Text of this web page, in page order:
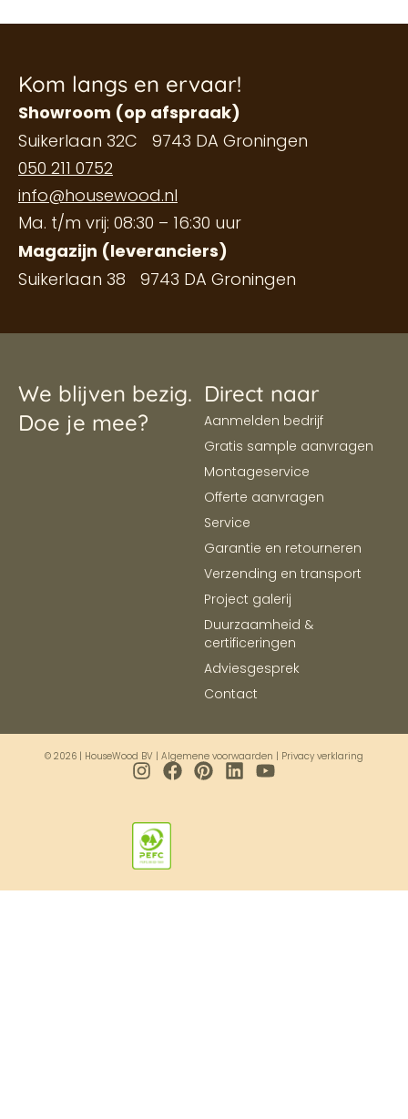
Kom langs en ervaar!
Showroom (op afspraak)
Suikerlaan 32C 9743 DA Groningen
050 211 0752
info@housewood.nl
Ma. t/m vrij: 08:30 – 16:30 uur
Magazijn (leveranciers)
Suikerlaan 38 9743 DA Groningen
We blijven bezig.
Doe je mee?
Direct naar
Aanmelden bedrijf
Gratis sample aanvragen
Montageservice
Offerte aanvragen
Service
Garantie en retourneren
Verzending en transport
Project galerij
Duurzaamheid &
certificeringen
Adviesgesprek
Contact
© 2026 | HouseWood BV | Algemene voorwaarden | Privacy verklaring